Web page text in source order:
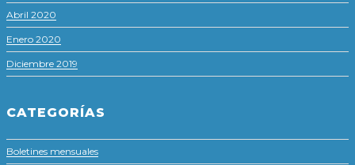
Abril 2020
Enero 2020
Diciembre 2019
CATEGORÍAS
Boletines mensuales